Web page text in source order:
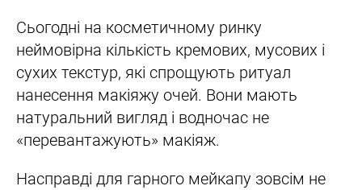
Сьогодні на косметичному ринку
неймовірна кількість кремових, мусових і
сухих текстур, які спрощують ритуал
нанесення макіяжу очей. Вони мають
натуральний вигляд і водночас не
«перевантажують» макіяж.
Насправді для гарного мейкапу зовсім не